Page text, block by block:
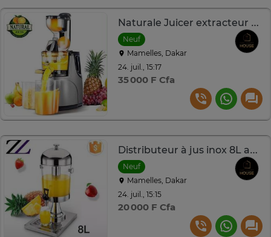
Naturale Juicer extracteur de jus lent 1,2L argenté
Neuf
Mamelles, Dakar
24. juil., 15:17
35 000 F Cfa
Distributeur à jus inox 8L avec robinet et plateau
Neuf
Mamelles, Dakar
24. juil., 15:15
20 000 F Cfa